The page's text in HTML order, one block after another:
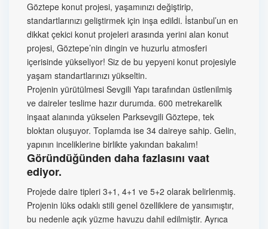
Göztepe konut projesi, yaşamınızı değiştirip,
standartlarınızı geliştirmek için inşa edildi. İstanbul’un en
dikkat çekici konut projeleri arasında yerini alan konut
projesi, Göztepe’nin dingin ve huzurlu atmosferi
içerisinde yükseliyor! Siz de bu yepyeni konut projesiyle
yaşam standartlarınızı yükseltin.
Projenin yürütülmesi Sevgili Yapı tarafından üstlenilmiş
ve daireler teslime hazır durumda. 600 metrekarelik
inşaat alanında yükselen Parksevgili Göztepe, tek
bloktan oluşuyor. Toplamda ise 34 daireye sahip. Gelin,
yapının inceliklerine birlikte yakından bakalım!
Göründüğünden daha fazlasını vaat
ediyor.
Projede daire tipleri 3+1, 4+1 ve 5+2 olarak belirlenmiş.
Projenin lüks odaklı stili genel özelliklere de yansımıştır,
bu nedenle açık yüzme havuzu dahil edilmiştir. Ayrıca